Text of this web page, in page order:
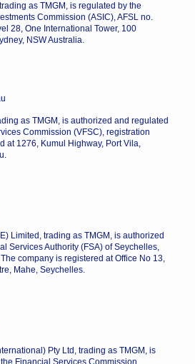
as TMGM, is regulated by the
Commission (ASIC), AFSL no.
28, One International Tower, 100
NSW Australia.
as TMGM, is authorized and regulated
Commission (VFSC), registration
at 1276, Kumul Highway, Port Vila,
Limited, trading as TMGM, is authorized
Services Authority (FSA) of Seychelles,
company is registered at Office No 13,
Mahe, Seychelles.
Pty Ltd, trading as TMGM, is